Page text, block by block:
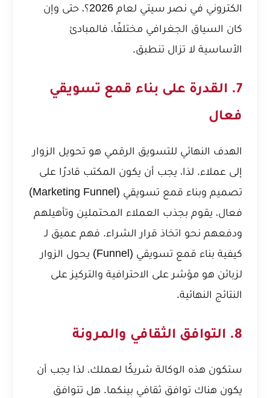
الكتروني في نصر سيتي لعام 2026؟
، حتى وإن
كان السياق الجغرافي مختلفًا، فالمبادئ
الأساسية لا تزال تنطبق.
7. القدرة على بناء قمع تسويقي
فعال
الهدف النهائي للتسويق الرقمي هو تحويل الزوار
إلى عملاء. لذا، يجب أن يكون المكتب قادرًا على
تصميم وبناء قمع تسويقي (Marketing Funnel)
فعال، يقوم بجذب العملاء المحتملين وتأهيلهم
ودفعهم نحو اتخاذ قرار الشراء. فهم عميق لـ
كيفية بناء قمع تسويقي (Funnel) يحول الزوار
لزبائن هو مؤشر على الاحترافية والتركيز على
النتائج النهائية.
8. التوافق الثقافي والمرونة
ستكون هذه الوكالة شريكًا لعملك، لذا يجب أن
يكون هناك توافق ثقافي بينكما. هل تتوافق